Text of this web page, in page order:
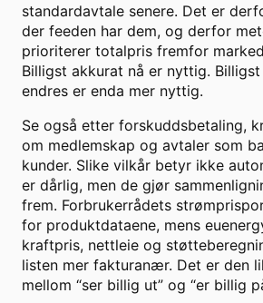
standardavtale senere. Det er
der feeden har dem, og derfor
prioriterer totalpris fremfor
Billigst akkurat nå er nyttig.
endres er enda mer nyttig.
Se også etter forskuddsbetaling,
om medlemskap og avtaler som
kunder. Slike vilkår betyr ikke
er dårlig, men de gjør
frem. Forbrukerrådets
for produktdataene, mens
kraftpris, nettleie og
listen mer fakturanær. Det er den
mellom “ser billig ut” og “er billig